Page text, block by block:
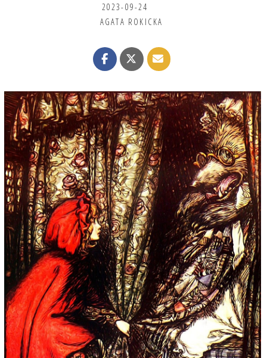
2023-09-24
AGATA ROKICKA